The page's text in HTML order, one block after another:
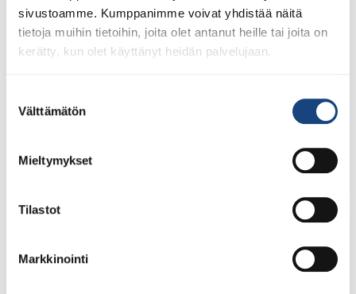
sivustoamme. Kumppanimme voivat yhdistää näitä
tietoja muihin tietoihin, joita olet antanut heille tai joita on
kerätty, kun olet käyttänyt heidän palvelujaan.
valinta
Välttämätön
Mieltymykset
Tilastot
Markkinointi
28.7.2026
Uudet lisenssit ostettavissa
1.8.2026 alkaen
1.8.2026 – 31.7.2027 Suomisportissa. Uuden kauden
lisenssit eivät siis [...]